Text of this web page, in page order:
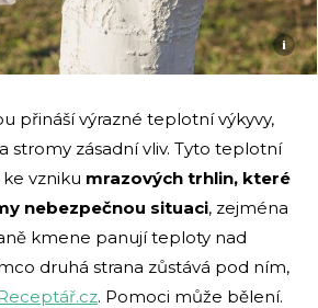
i
přináší výrazné teplotní výkyvy,
stromy zásadní vliv. Tyto teplotní
vzniku mrazových trhlin, které
nebezpečnou situaci, zejména
kmene panují teploty nad
druhá strana zůstává pod ním,
. Pomoci může bělení.